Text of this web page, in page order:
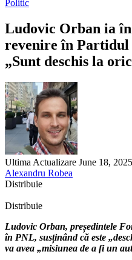
Politic
Ludovic Orban ia
revenire în
„Sunt deschis la
Ultima Actualizare June 18,
Alexandru Robea
Distribuie
Distribuie
Ludovic Orban, președintele
în PNL, susținând că este
va avea „misiunea de a fi un